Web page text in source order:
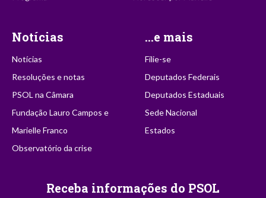
Notícias
Notícias
Resoluções e notas
PSOL na Câmara
Fundação Lauro Campos e
Marielle Franco
Observatório da crise
...e mais
Filie-se
Deputados Federais
Deputados Estaduais
Sede Nacional
Estados
Receba informações do PSOL